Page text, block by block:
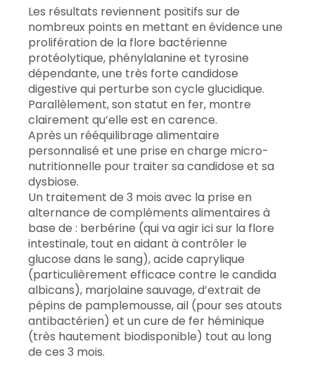
Les résultats reviennent positifs sur de
nombreux points en mettant en évidence une
prolifération de la flore bactérienne
protéolytique, phénylalanine et tyrosine
dépendante, une très forte candidose
digestive qui perturbe son cycle glucidique.
Parallèlement, son statut en fer, montre
clairement qu’elle est en carence.
Après un rééquilibrage alimentaire
personnalisé et une prise en charge micro-
nutritionnelle pour traiter sa candidose et sa
dysbiose.
Un traitement de 3 mois avec la prise en
alternance de compléments alimentaires à
base de : berbérine (qui va agir ici sur la flore
intestinale, tout en aidant à contrôler le
glucose dans le sang), acide caprylique
(particulièrement efficace contre le candida
albicans), marjolaine sauvage, d’extrait de
pépins de pamplemousse, ail (pour ses atouts
antibactérien) et un cure de fer héminique
(très hautement biodisponible) tout au long
de ces 3 mois.